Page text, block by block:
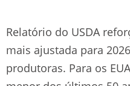
Relatório do USDA
mais ajustada para
produtoras. Para os